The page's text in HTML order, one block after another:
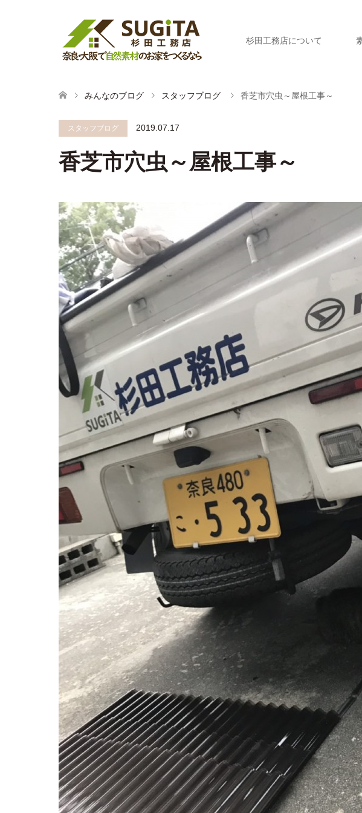
杉田工務店について
みんなのブログ スタッフブログ 香芝市穴虫～屋根工事～
スタッフブログ 2019.07.17
香芝市穴虫～屋根工事～